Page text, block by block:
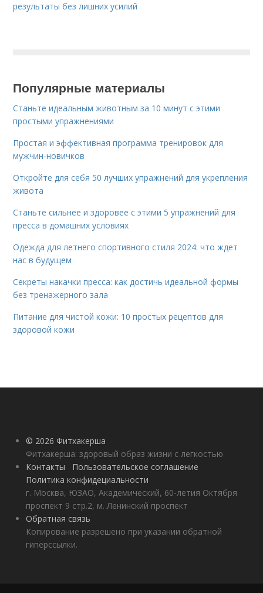
результаты без лишних усилий
Популярные материалы
Станьте идеальным животным за 10 минут с этими
простыми упражнениями
Простая и эффективная программа тренировок для
мужчин-новичков
Откройте для себя 50 лучших упражнений для укрепления
живота
Станьте сильнее и здоровее с этими 5 упражнений для
пресса в домашних условиях
Одежда для летнего спортивного стиля 2024: что ждет
нас в будущем
Секреты накачки пресса: как достичь идеальной формы
без тренажерного зала
Питание для чистой кожи: 10 простых рецептов для
здоровой кожи
© 2026 Фитхакерша
Фитхакерша: здоровый образ жизни с легкостью
Контакты
Пользовательское соглашение
Политика конфидециальности
г. Москва, ЮЗАО, Академический, 60-летия Октября
проспект 9 стр.2, м. Ленинский проспект
Обратная связь
Копирование разрешено при указании обратной
гиперссылки.